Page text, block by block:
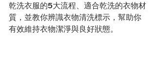
乾洗衣服的5大流程、適合乾洗的衣物材
質，並教你辨識衣物清洗標示，幫助你
有效維持衣物潔淨與良好狀態。